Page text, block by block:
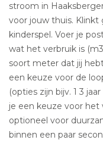
stroom in
voor jouw thuis. Klinkt
kinderspel. Voer je
wat het verbruik is
soort meter dat jij
een keuze voor de
(opties zijn bijv. 1 3
je een keuze voor het
optioneel voor
binnen een paar